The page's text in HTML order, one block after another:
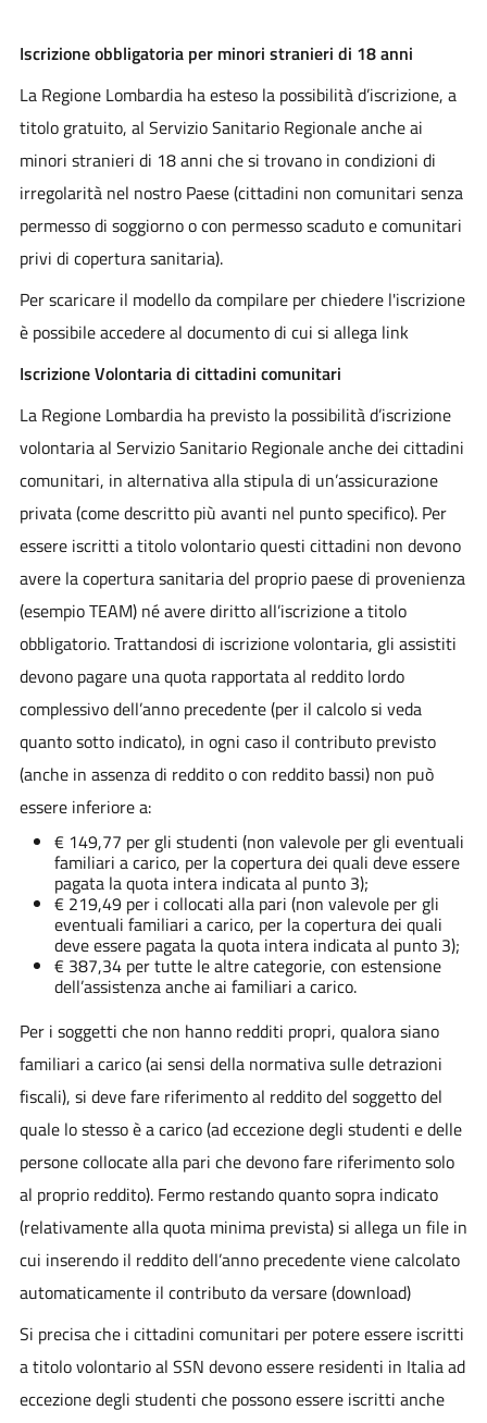
Iscrizione obbligatoria per minori stranieri di 18 anni
La Regione Lombardia ha esteso la possibilità d’iscrizione, a
titolo gratuito, al Servizio Sanitario Regionale anche ai
minori stranieri di 18 anni che si trovano in condizioni di
irregolarità nel nostro Paese (cittadini non comunitari senza
permesso di soggiorno o con permesso scaduto e comunitari
privi di copertura sanitaria).
Per scaricare il modello da compilare per chiedere l'iscrizione
è possibile accedere al documento di cui si allega link
Iscrizione Volontaria di cittadini comunitari
La Regione Lombardia ha previsto la possibilità d’iscrizione
volontaria al Servizio Sanitario Regionale anche dei cittadini
comunitari, in alternativa alla stipula di un’assicurazione
privata (come descritto più avanti nel punto specifico). Per
essere iscritti a titolo volontario questi cittadini non devono
avere la copertura sanitaria del proprio paese di provenienza
(esempio TEAM) né avere diritto all’iscrizione a titolo
obbligatorio. Trattandosi di iscrizione volontaria, gli assistiti
devono pagare una quota rapportata al reddito lordo
complessivo dell’anno precedente (per il calcolo si veda
quanto sotto indicato), in ogni caso il contributo previsto
(anche in assenza di reddito o con reddito bassi) non può
essere inferiore a:
€ 149,77 per gli studenti (non valevole per gli eventuali
familiari a carico, per la copertura dei quali deve essere
pagata la quota intera indicata al punto 3);
€ 219,49 per i collocati alla pari (non valevole per gli
eventuali familiari a carico, per la copertura dei quali
deve essere pagata la quota intera indicata al punto 3);
€ 387,34 per tutte le altre categorie, con estensione
dell’assistenza anche ai familiari a carico.
Per i soggetti che non hanno redditi propri, qualora siano
familiari a carico (ai sensi della normativa sulle detrazioni
fiscali), si deve fare riferimento al reddito del soggetto del
quale lo stesso è a carico (ad eccezione degli studenti e delle
persone collocate alla pari che devono fare riferimento solo
al proprio reddito). Fermo restando quanto sopra indicato
(relativamente alla quota minima prevista) si allega un file in
cui inserendo il reddito dell’anno precedente viene calcolato
automaticamente il contributo da versare (download)
Si precisa che i cittadini comunitari per potere essere iscritti
a titolo volontario al SSN devono essere residenti in Italia ad
eccezione degli studenti che possono essere iscritti anche